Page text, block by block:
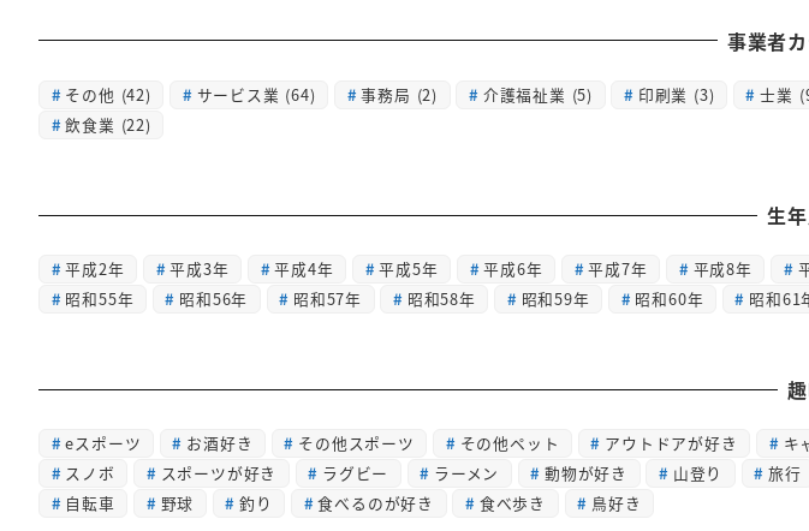
事業者
その他 (42) サービス業 (64) 事務局 (2) 介護福祉業 (5) 印刷業 (3) 士業
飲食業 (22)
生
平成2年 平成3年 平成4年 平成5年 平成6年 平成7年 平成8年
昭和55年
昭和56年 昭和57年 昭和58年 昭和59年 昭和60年 昭和61
eスポーツ お酒好き その他スポーツ その他ペット アウトドアが好き キ
スノボ
スポーツが好き ラグビー ラーメン 動物が好き 山登り 旅行
自転車
野球 釣り 食べるのが好き 食べ歩き 鳥好き